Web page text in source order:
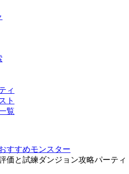
ィ
ト
覧
すすめモンスター
価と試練ダンジョン攻略パーティ